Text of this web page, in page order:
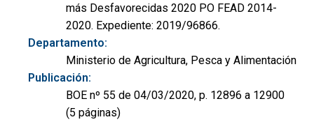
más Desfavorecidas 2020 PO FEAD 2014-
2020. Expediente: 2019/96866.
Departamento:
Ministerio de Agricultura, Pesca y Alimentación
Publicación:
BOE nº 55 de 04/03/2020, p. 12896 a 12900
(5 páginas)